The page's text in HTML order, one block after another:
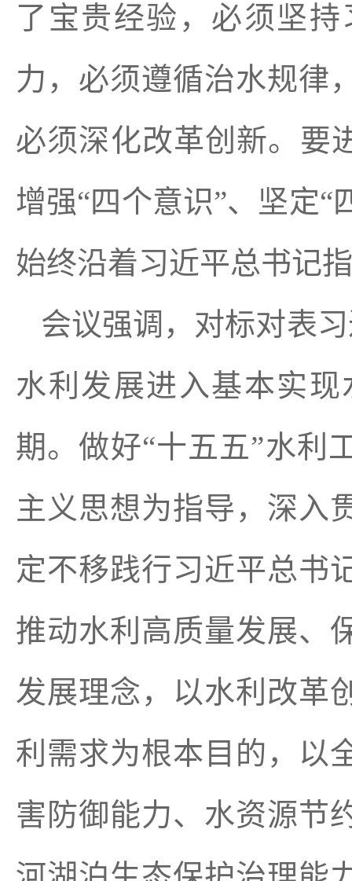
了宝贵经验，必须坚
力，必须遵循治水规律
必须深化改革创新。要
增强“四个意识”、坚定“
始终沿着习近平总书记
会议强调，对标对表
水利发展进入基本实
期。做好“十五五”水利
主义思想为指导，深入
定不移践行习近平总书
推动水利高质量发展、
发展理念，以水利改革
利需求为根本目的，以
害防御能力、水资源节